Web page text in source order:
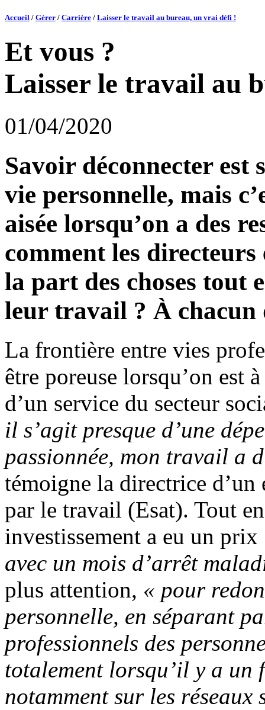
Accueil / Gérer / Carrière / Laisser le travail au bureau, un vrai défi !
Et vous ?
Laisser le travail au
01/04/2020
Savoir déconnecter
vie personnelle, mais
aisée lorsqu’on a des
comment les
la part des choses tout
leur travail ? À chacun
La frontière entre vies
être poreuse lorsqu’on est
d’un service du secteur
il s’agit presque d’une
passionnée, mon travail a
témoigne la directrice d’un
par le travail (Esat). Tout
investissement a eu un
avec un mois d’arrêt
plus attention, « pour
personnelle, en séparant
professionnels des
totalement lorsqu’il y a
notamment sur les réseaux